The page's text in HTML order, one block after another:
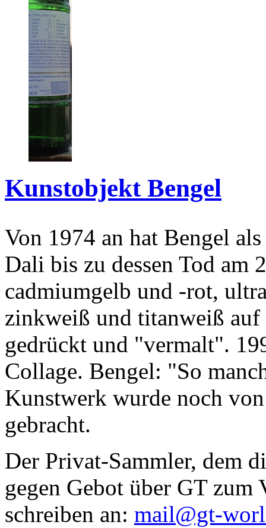
Kunstobjekt Bengel
Von 1974 an hat Bengel
Dali bis zu dessen Tod am
cadmiumgelb und -rot,
zinkweiß und titanweiß
gedrückt und "vermalt".
Collage. Bengel: "So
Kunstwerk wurde noch
gebracht.
Der Privat-Sammler, dem
gegen Gebot über GT zum
schreiben an: mail@gt-